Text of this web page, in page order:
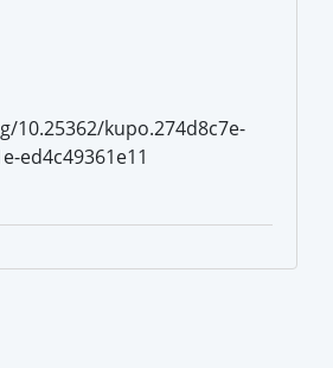
10.25362/kupo.274d8c7e-
ed4c49361e11